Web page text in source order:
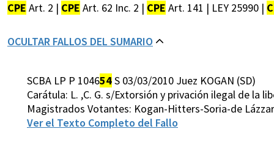
CPE Art. 2 | CPE Art. 62 Inc. 2 | CPE Art. 141 | LEY 25990 |
OCULTAR FALLOS DEL SUMARIO
SCBA LP P 104654S 03/03/2010 Juez KOGAN (SD)
Carátula: L. ,C. G. s/Extorsión y privación ilegal de la
Magistrados Votantes: Kogan-Hitters-Soria-de
Ver el Texto Completo del Fallo